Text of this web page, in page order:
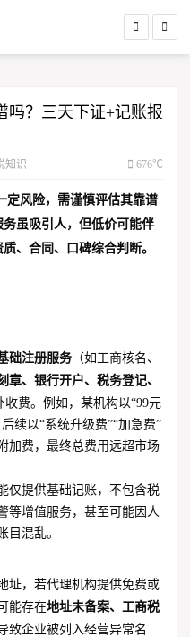
吗？三天下证+记账报
知识 676℃
定风险，需谨慎评估其靠谱
虽吸引人，但低价可能伴
、合同、口碑综合判断。
础注册服务 （如工商核名、
章、银行开户、税务登记、
收费。例如，某机构以“99元
续以“系统升级费”“加急费”
加费，最终总费用远超市场
仅提供基础记账，不包含税
等增值服务，甚至可能因人
目混乱。
址，若代理机构提供免费或
能存在地址未备案、工商税
致企业被列入经营异常名